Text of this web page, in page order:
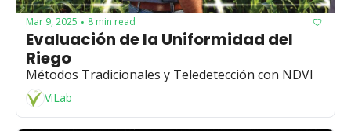
Mar 9, 2025 • 8 min read
Evaluación de la Uniformidad del
Riego
Métodos Tradicionales y Teledetección con NDVI
ViLab